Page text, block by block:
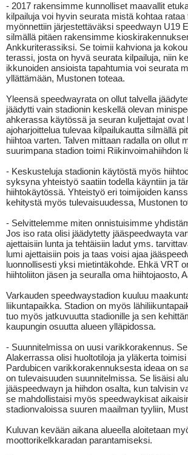
- 2017 rakensimme kunnolliset maavallit
kilpailuja voi hyvin seurata mistä kohtaa
myönnettiin järjestettäväksi speedwayn U19
silmällä pitäen rakensimme
Ankkuriterassiksi. Se toimii kahviona ja
terassi, josta on hyvä seurata kilpailuja, niin
ikkunoiden ansioista tapahtumia voi seurata
yllättämään, Mustonen toteaa.
Yleensä speedwayrata on ollut talvella
jäädytti vain stadionin keskellä olevan
ahkerassa käytössä ja seuran kuljettajat
ajoharjoittelua tulevaa kilpailukautta silmällä
hiihtoa varten. Talven mittaan radalla on ollut
suurimpana stadion toimi Riikinvoimahiihdon
- Keskusteluja stadionin käytöstä myös
syksyna yhteistyö saatiin todella käyntiin ja
hiihtokäytössä. Yhteistyö eri toimijoiden
kehitystä myös tulevaisuudessa, Mustonen
- Selvittelemme miten onnistuisimme
Jos iso rata olisi jäädytetty jääspeedwayta
ajettaisiin lunta ja tehtäisiin ladut yms.
lumi ajettaisiin pois ja taas voisi ajaa
luonnollisesti yksi mietintäkohde. Ehkä VRT
hiihtoliiton jäsen ja seuralla oma hiihtojaosto,
Varkauden speedwaystadion kuuluu
liikuntapaikka. Stadion on myös
tuo myös jatkuvuutta stadionille ja sen
kaupungin osuutta alueen ylläpidossa.
- Suunnitelmissa on uusi varikkorakennus.
Alakerrassa olisi huoltotiloja ja yläkerta
Pardubicen varikkorakennuksesta ideaa on
on tulevaisuuden suunnitelmissa. Se lisäisi
jääspeedwayn ja hiihdon osalta, kun talvisin
se mahdollistaisi myös speedwaykisat
stadionvaloissa suuren maailman tyyliin,
Kuluvan kevään aikana alueella aloitetaan
moottorikelkkaradan parantamiseksi.